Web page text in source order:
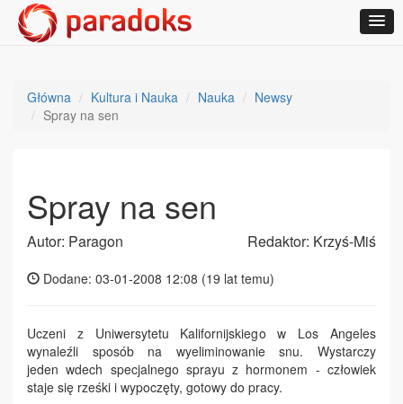
Główna Kultura i Nauka Nauka
Newsy
Spray na sen
Spray na sen
Autor: Paragon Redaktor: Krzyś-Miś
Dodane: 03-01-2008 12:08 (19 lat temu)
Uczeni z Uniwersytetu Kalifornijskiego w Los Angeles
wynaleźli sposób na wyeliminowanie snu. Wystarczy
jeden wdech specjalnego sprayu z hormonem - człowiek
staje się rześki i wypoczęty, gotowy do pracy.